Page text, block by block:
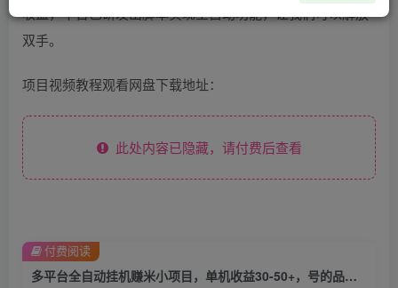
收益，平台已研发出脚本实现全自动功能，让我们可以解放
双手。
项目视频教程观看网盘下载地址：
此处内容已隐藏，请付费后查看
多平台全自动挂机赚米小项目，单机收益30-50+，号的品质决定收益
付费阅读